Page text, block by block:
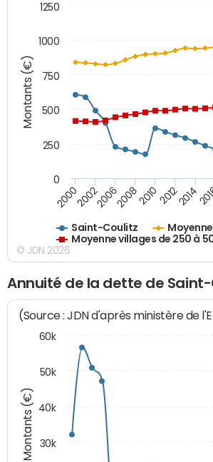
Montants (€)
Saint-Coulitz
Moyenne villages de 250 à
2000200220062008201020122014
0
250
500
750
1000
1250
© JDN 2026
Annuité de la dette de
Montants (€)
(Source : JDN d'après ministère de
30k
40k
50k
60k